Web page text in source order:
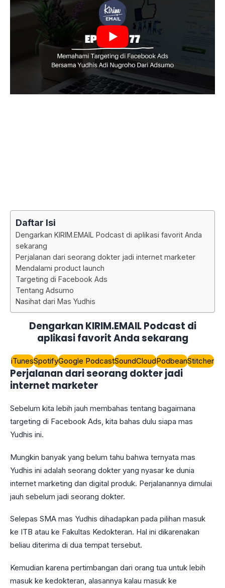
Daftar Isi
Dengarkan KIRIM.EMAIL Podcast di aplikasi favorit Anda
sekarang
Perjalanan dari seorang dokter jadi internet marketer
Mendalami product launch
Targeting di Facebook Ads
Tentang Adsumo
Nasihat dari Mas Yudhis
Dengarkan KIRIM.EMAIL Podcast di
aplikasi favorit Anda sekarang
iTunesSpotifyGoogle PodcastSoundCloudPodbeanStitcher
Perjalanan dari seorang dokter jadi
internet marketer
Sebelum kita lebih jauh membahas tentang bagaimana
targeting di Facebook Ads, kita bahas dulu siapa mas
Yudhis ini.
Mungkin banyak yang belum tahu bahwa ternyata mas
Yudhis ini adalah seorang dokter yang nyasar ke dunia
internet marketing dan digital produk. Perjalanannya dimulai
jauh sebelum jadi seorang dokter.
Selepas SMA mas Yudhis dihadapkan pada pilihan masuk
ke ITB atau ke Fakultas Kedokteran. Hal ini dikarenakan
beliau diterima di dua tempat tersebut.
Kemudian karena pertimbangan dari orang tua untuk lebih
masuk ke kedokteran, alasannya kalau masuk ke